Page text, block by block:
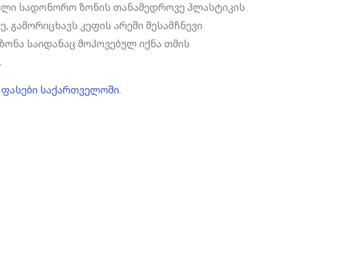
სადონორო ზონის თანამედროვე პლასტიკის
კეფის არეში შესამჩნევი
საიდანაც მოპოვებულ იქნა თმის
საქართველოში.